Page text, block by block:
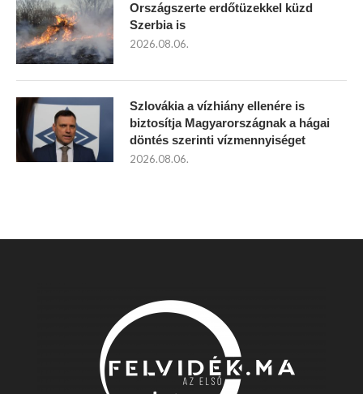
Országszerte erdőtüzekkel küzd
Szerbia is
2026.08.06.
Szlovákia a vízhiány ellenére is
biztosítja Magyarországnak a hágai
döntés szerinti vízmennyiséget
2026.08.06.